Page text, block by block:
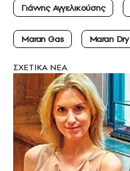
Γιάννης Αγγελικούσης
Maran Gas Maran Dry
ΣXETIKA NEA